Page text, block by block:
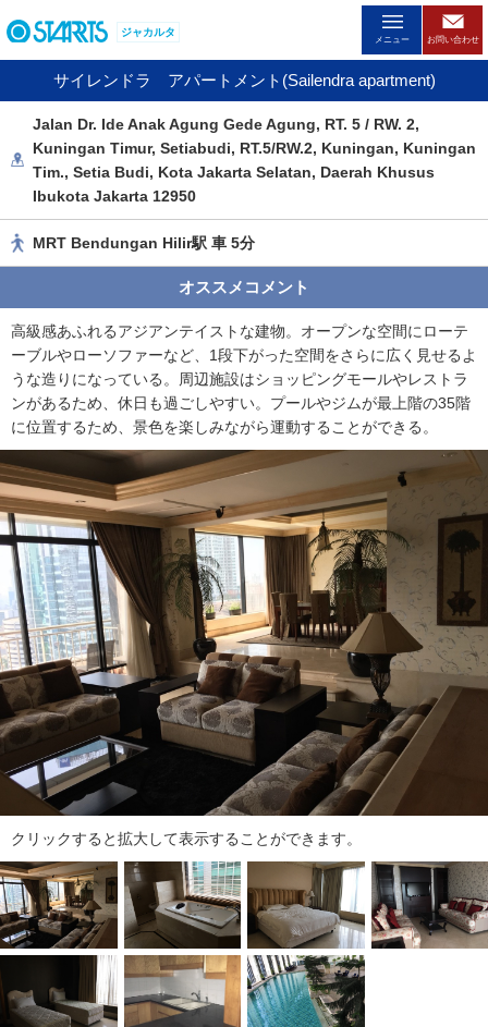
ー
ジ
動
め
ン
す
。
ッ
ダ
情
報
に
移
動
し
ま
す
。
本
に
し
ま
す
。
フ
タ
ジャカルタ
メニュー お問い合わせ
サイレンドラ アパートメント(Sailendra apartment)
Jalan Dr. Ide Anak Agung Gede Agung, RT. 5 / RW. 2,
Kuningan Timur, Setiabudi, RT.5/RW.2, Kuningan, Kuningan
Tim., Setia Budi, Kota Jakarta Selatan, Daerah Khusus
Ibukota Jakarta 12950
MRT Bendungan Hilir駅 車 5分
オススメコメント
高級感あふれるアジアンテイストな建物。オープンな空間にローテ
ーブルやローソファーなど、1段下がった空間をさらに広く見せるよ
うな造りになっている。周辺施設はショッピングモールやレストラ
ンがあるため、休日も過ごしやすい。プールやジムが最上階の35階
に位置するため、景色を楽しみながら運動することができる。
クリックすると拡大して表示することができます。